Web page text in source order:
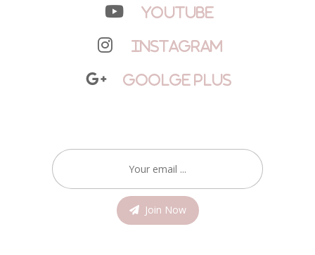
YouTube
Instagram
Goolge Plus
Join Now